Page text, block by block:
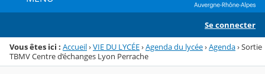
Se connecter
Vous êtes ici : Accueil›VIE DU LYCÉE›Agenda du lycée›Agenda›Sortie
TBMV Centre d’échanges Lyon Perrache